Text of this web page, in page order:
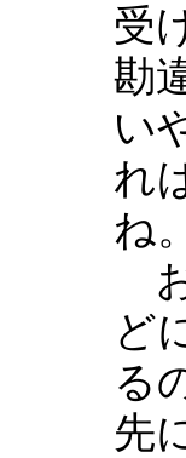
受
勘
い
れ
ね
ど
る
先